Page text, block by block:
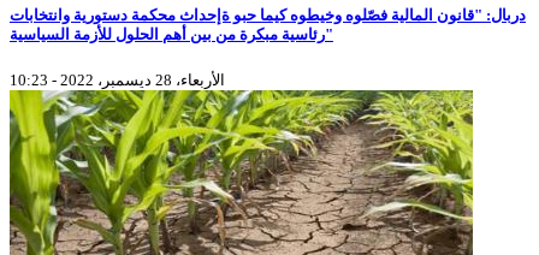
دربال: "قانون المالية فصّلوه وخيطوه كيما حبو ةإحداث محكمة دستورية وانتخابات
رئاسية مبكرة من بين أهم الحلول للأزمة السياسية"
الأربعاء، 28 ديسمبر، 2022 - 10:23